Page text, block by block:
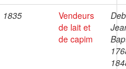
1835
Vendeurs
de lait et
de capim